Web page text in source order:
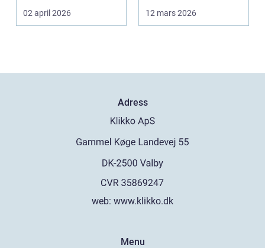
har regelbunden ma...
02 april 2026
en osäker...
12 mars 2026
Adress
web: www.klikko.dk
Menu